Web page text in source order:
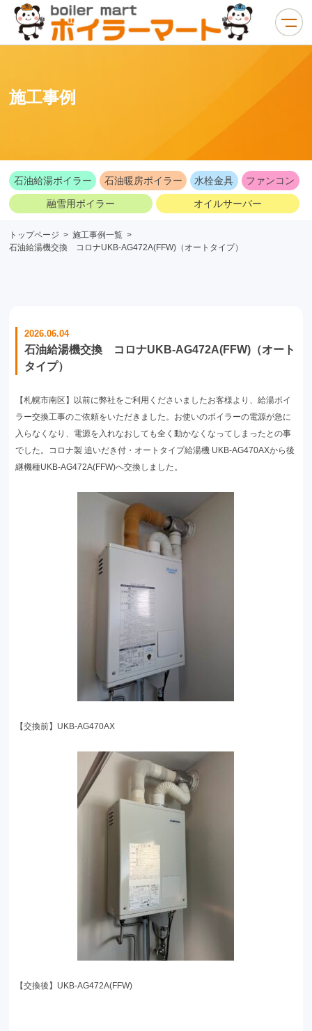
施工事例
石油給湯ボイラー 石油暖房ボイラー 水栓金具 ファンコン
融雪用ボイラー オイルサーバー
トップページ > 施工事例一覧 >
石油給湯機交換 コロナUKB-AG472A(FFW)（オートタイプ）
2026.06.04
石油給湯機交換 コロナUKB-AG472A(FFW)（オート
タイプ）
【札幌市南区】以前に弊社をご利用くださいましたお客様より、給湯ボイ
ラー交換工事のご依頼をいただきました。お使いのボイラーの電源が急に
入らなくなり、電源を入れなおしても全く動かなくなってしまったとの事
でした。コロナ製 追いだき付・オートタイプ給湯機 UKB-AG470AXから後
継機種UKB-AG472A(FFW)へ交換しました。
【交換前】UKB-AG470AX
【交換後】UKB-AG472A(FFW)